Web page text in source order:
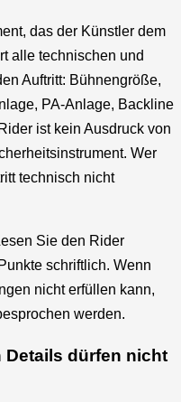
das der Künstler dem
alle technischen und
Auftritt: Bühnengröße,
PA-Anlage, Backline
ist kein Ausdruck von
Wer
technisch nicht
Sie den Rider
schriftlich. Wenn
nicht erfüllen kann,
werden.
dürfen nicht